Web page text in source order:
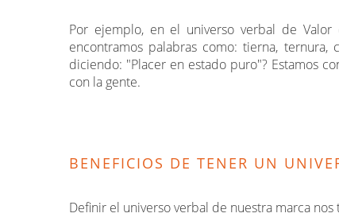
Por ejemplo, en el universo verbal de
encontramos palabras como: tierna,
diciendo: "Placer en estado puro"? Estamos
con la gente.
BENEFICIOS DE TENER UN
Definir el universo verbal de nuestra marca